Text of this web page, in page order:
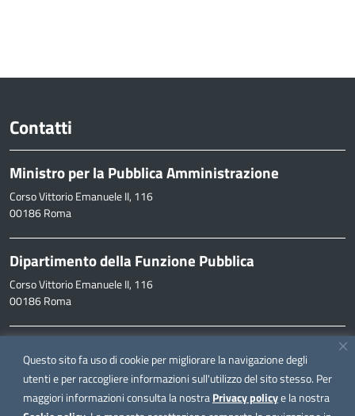
Questo sito fa uso di cookie per migliorare la navigazione degli
utenti e per raccogliere informazioni sull'utilizzo del sito stesso. Per
maggiori informazioni consulta la nostraPrivacy policye la nostra
Contatti
Ministro per la Pubblica Amministrazione
Corso Vittorio Emanuele II, 116
00186 Roma
Dipartimento della Funzione Pubblica
Corso Vittorio Emanuele II, 116
00186 Roma
inpa@funzionepubblica.it
FAQ